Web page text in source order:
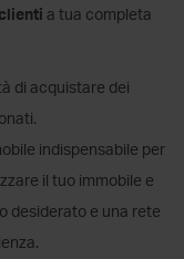
a tua completa
di acquistare dei
indispensabile per
il tuo immobile e
desiderato e una rete